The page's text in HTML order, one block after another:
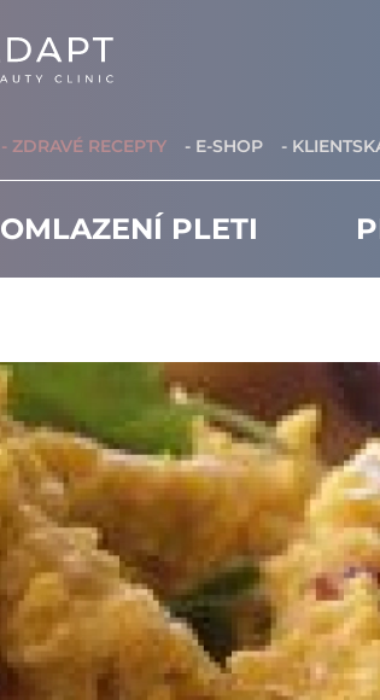
- ZDRAVÉ RECEPTY - E-SHOP -
OMLAZENÍ PLETI